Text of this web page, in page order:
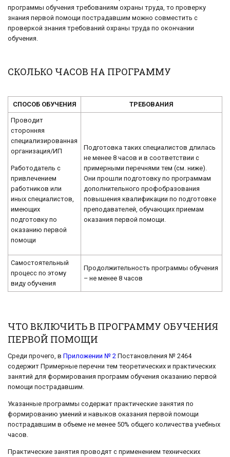
программы обучения требованиям охраны труда, то проверку
знания первой помощи пострадавшим можно совместить с
проверкой знания требований охраны труда по окончании
обучения.
СКОЛЬКО ЧАСОВ НА ПРОГРАММУ
СПОСОБ ОБУЧЕНИЯ ТРЕБОВАНИЯ
Проводит
сторонняя
специализированная
организация/ИП
Работодатель с
привлечением
работников или
иных специалистов,
имеющих
подготовку по
оказанию первой
помощи
Подготовка таких специалистов длилась
не менее 8 часов и в соответствии с
примерными перечнями тем (см. ниже).
Они прошли подготовку по программам
дополнительного профобразования
повышения квалификации по подготовке
преподавателей, обучающих приемам
оказания первой помощи.
Самостоятельный
процесс по этому
виду обучения
Продолжительность программы обучения
– не менее 8 часов
ЧТО ВКЛЮЧИТЬ В ПРОГРАММУ ОБУЧЕНИЯ
ПЕРВОЙ ПОМОЩИ
Среди прочего, в Приложении № 2 Постановления № 2464
содержит Примерные перечни тем теоретических и практических
занятий для формирования программ обучения оказанию первой
помощи пострадавшим.
Указанные программы содержат практические занятия по
формированию умений и навыков оказания первой помощи
пострадавшим в объеме не менее 50% общего количества учебных
часов.
Практические занятия проводят с применением технических